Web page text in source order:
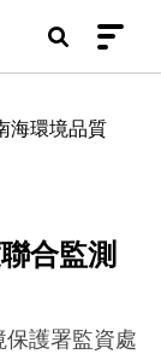
海環境品質
合監測
保護署監資處